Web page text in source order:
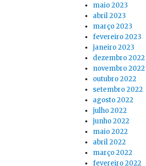
maio 2023
abril 2023
março 2023
fevereiro 2023
janeiro 2023
dezembro 2022
novembro 2022
outubro 2022
setembro 2022
agosto 2022
julho 2022
junho 2022
maio 2022
abril 2022
março 2022
fevereiro 2022